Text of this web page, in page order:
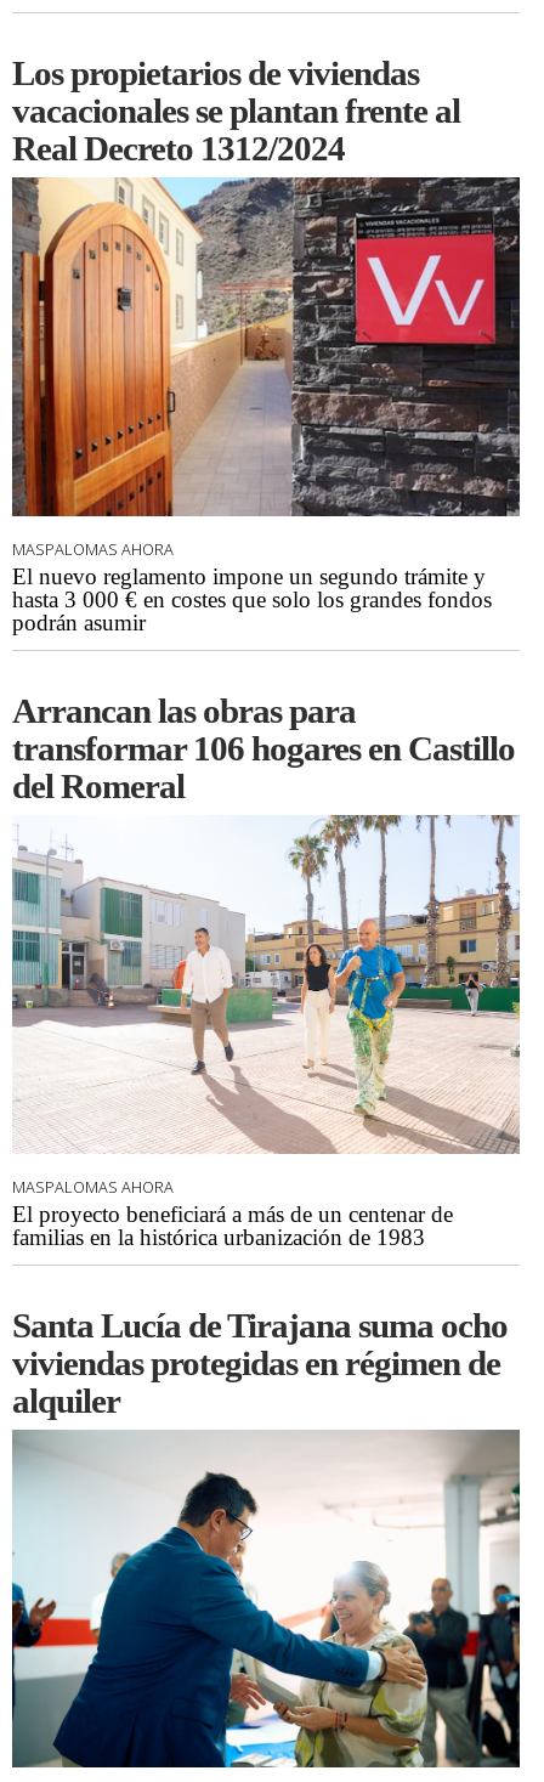
Los propietarios de viviendas
vacacionales se plantan frente al
Real Decreto 1312/2024
MASPALOMAS AHORA
El nuevo reglamento impone un segundo trámite y
hasta 3 000 € en costes que solo los grandes fondos
podrán asumir
Arrancan las obras para
transformar 106 hogares en Castillo
del Romeral
MASPALOMAS AHORA
El proyecto beneficiará a más de un centenar de
familias en la histórica urbanización de 1983
Santa Lucía de Tirajana suma ocho
viviendas protegidas en régimen de
alquiler